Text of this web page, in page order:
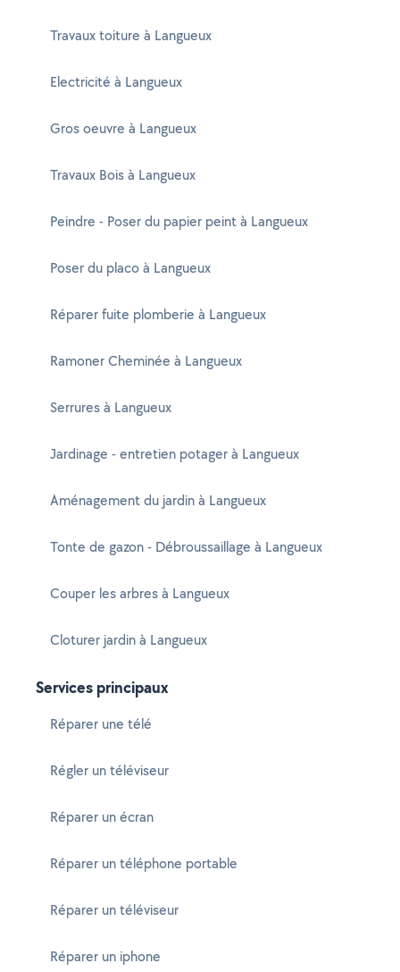
Travaux toiture à Langueux
Electricité à Langueux
Gros oeuvre à Langueux
Travaux Bois à Langueux
Peindre - Poser du papier peint à Langueux
Poser du placo à Langueux
Réparer fuite plomberie à Langueux
Ramoner Cheminée à Langueux
Serrures à Langueux
Jardinage - entretien potager à Langueux
Aménagement du jardin à Langueux
Tonte de gazon - Débroussaillage à Langueux
Couper les arbres à Langueux
Cloturer jardin à Langueux
Services principaux
Réparer une télé
Régler un téléviseur
Réparer un écran
Réparer un téléphone portable
Réparer un téléviseur
Réparer un iphone